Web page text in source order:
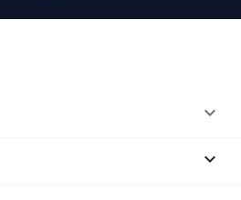

keyboard_arrow_down